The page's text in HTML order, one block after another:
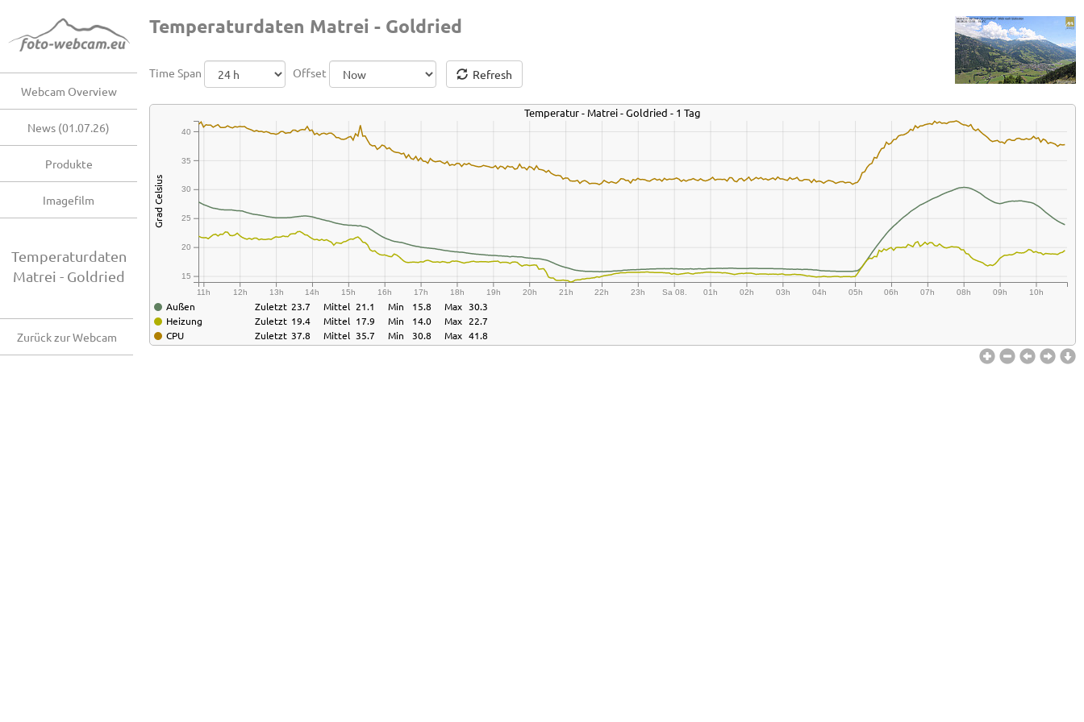
Webcam Overview
News (01.07.26)
Produkte
Imagefilm
Temperaturdaten
Matrei - Goldried
Zurück zur Webcam
Temperaturdaten Matrei - Goldried
Time Span Offset Refresh
Temperatur - Matrei - Goldried - 1 Tag
11h 12h 13h 14h 15h 16h 17h 18h 19h 20h 21h 22h 23h Sa 08. 01h 02h 03h 04h 05h 06h 07h 08h 09h 10h
15
20
25
30
35
40
Grad Celsius
Außen
Heizung
CPU
Zuletzt
Zuletzt
Zuletzt
23.7
19.4
37.8
Mittel
Mittel
Mittel
21.1
17.9
35.7
Min
Min
Min
15.8
14.0
30.8
Max
Max
Max
30.3
22.7
41.8